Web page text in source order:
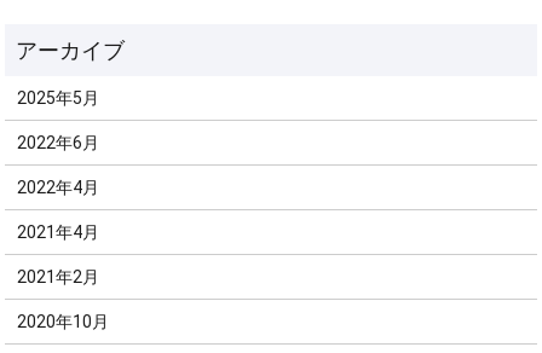
2025年5月
2022年6月
2022年4月
2021年4月
2021年2月
2020年10月